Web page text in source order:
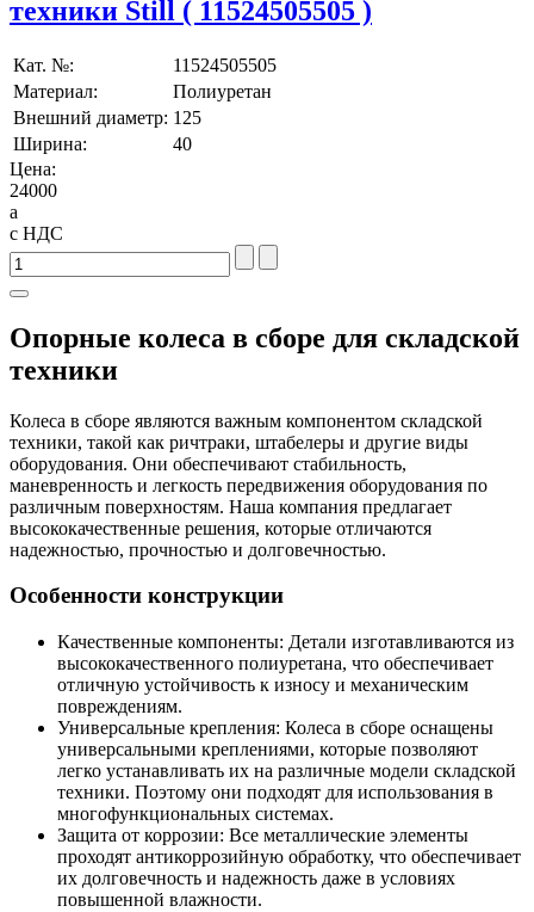
техники Still ( 11524505505 )
Кат. №:
11524505505
Материал:
Полиуретан
Внешний диаметр: 125
Ширина:
40
Цена:
24000
a
с НДС
Опорные колеса в сборе для складской
техники
Колеса в сборе являются важным компонентом складской
техники, такой как ричтраки, штабелеры и другие виды
оборудования. Они обеспечивают стабильность,
маневренность и легкость передвижения оборудования по
различным поверхностям. Наша компания предлагает
высококачественные решения, которые отличаются
надежностью, прочностью и долговечностью.
Особенности конструкции
Качественные компоненты: Детали изготавливаются из
высококачественного полиуретана, что обеспечивает
отличную устойчивость к износу и механическим
повреждениям.
Универсальные крепления: Колеса в сборе оснащены
универсальными креплениями, которые позволяют
легко устанавливать их на различные модели складской
техники. Поэтому они подходят для использования в
многофункциональных системах.
Защита от коррозии: Все металлические элементы
проходят антикоррозийную обработку, что обеспечивает
их долговечность и надежность даже в условиях
повышенной влажности.